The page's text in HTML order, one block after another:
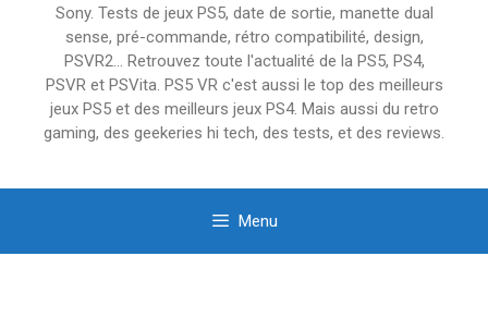
Sony. Tests de jeux PS5, date de sortie, manette dual
sense, pré-commande, rétro compatibilité, design,
PSVR2… Retrouvez toute l'actualité de la PS5, PS4,
PSVR et PSVita. PS5 VR c'est aussi le top des meilleurs
jeux PS5 et des meilleurs jeux PS4. Mais aussi du retro
gaming, des geekeries hi tech, des tests, et des reviews.
Menu